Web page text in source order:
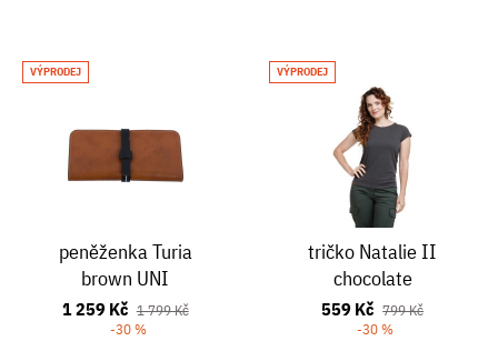
VÝPRODEJ
peněženka Turia
brown UNI
1 259 Kč 1 799 Kč
-30 %
VÝPRODEJ
tričko Natalie II
chocolate
559 Kč 799 Kč
-30 %